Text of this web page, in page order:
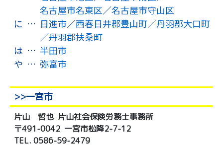
名古屋市名東区／名古屋市守山区
に … 日進市／西春日井郡豊山町／丹羽郡大口町
／丹羽郡扶桑町
は … 半田市
や … 弥富市
>>一宮市
片山 哲也 片山社会保険労務士事務所
〒491-0042 一宮市松降2-7-12
TEL. 0586-59-2479